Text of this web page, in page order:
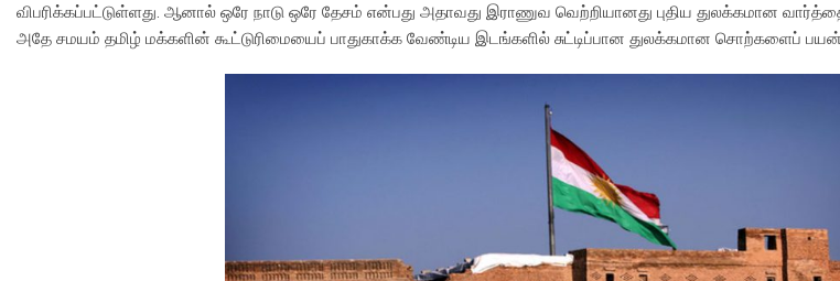
விபரிக்கப்பட்டுள்ளது. ஆனால் ஒரே நாடு ஒரே தேசம் என்பது அதாவது இராணுவ வெற்றியானது புதிய துலக்கமான
அதே சமயம் தமிழ் மக்களின் கூட்டுரிமையைப் பாதுகாக்க வேண்டிய இடங்களில் சுட்டிப்பான துலக்கமான சொற்களைப்